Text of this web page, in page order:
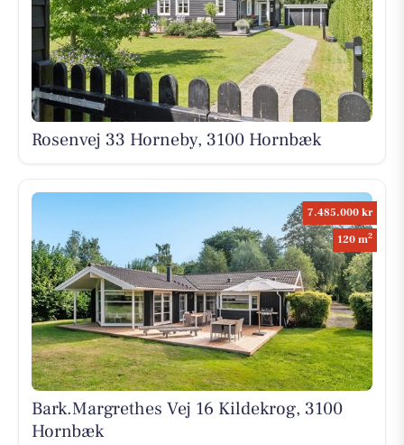
Rosenvej 33 Horneby, 3100 Hornbæk
7.485.000 kr
120 m2
Bark.Margrethes Vej 16 Kildekrog, 3100
Hornbæk